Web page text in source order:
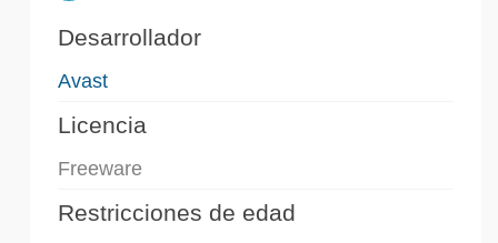
Desarrollador
Avast
Licencia
Freeware
Restricciones de edad